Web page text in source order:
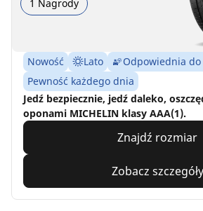
1 Nagrody
Nowość Lato
Odpowiednia do
Pewność każdego dnia
Jedź bezpiecznie, jedź daleko,
oponami MICHELIN klasy AAA(1).
Znajdź rozmiar
Zobacz szczegóły